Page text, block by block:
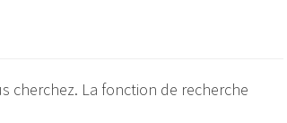
cherchez. La fonction de recherche